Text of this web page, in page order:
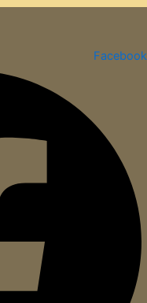
Facebook